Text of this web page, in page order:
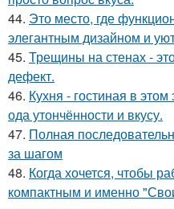
44. Это место, где
элегантным дизайном и
45. Трещины на стенах -
дефект.
46. Кухня - гостиная в
ода утончённости и вкусу.
47. Полная
за шагом
48. Когда хочется, чтобы
компактным и именно